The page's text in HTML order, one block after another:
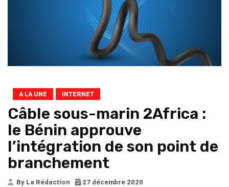
A LA UNE INTERNET
Câble sous-marin 2Africa :
le Bénin approuve
l’intégration de son point de
branchement
By La Rédaction
27 décembre 2020